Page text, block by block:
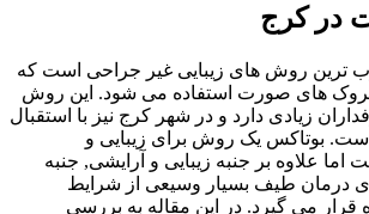
در کرج
ترین روش‌ های زیبایی غیر جراحی است که
های صورت استفاده می‌ شود. این روش
زیادی دارد و در شهر کرج نیز با استقبال
بوتاکس یک روش برای زیبایی و
علاوه بر جنبه زیبایی و آرایشی, جنبه
درمان طیف بسیار وسیعی از شرایط
قرار می گیرد. در این مقاله به بررسی